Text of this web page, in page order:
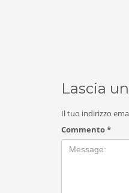
Lascia
Il tuo indirizzo
Commento*